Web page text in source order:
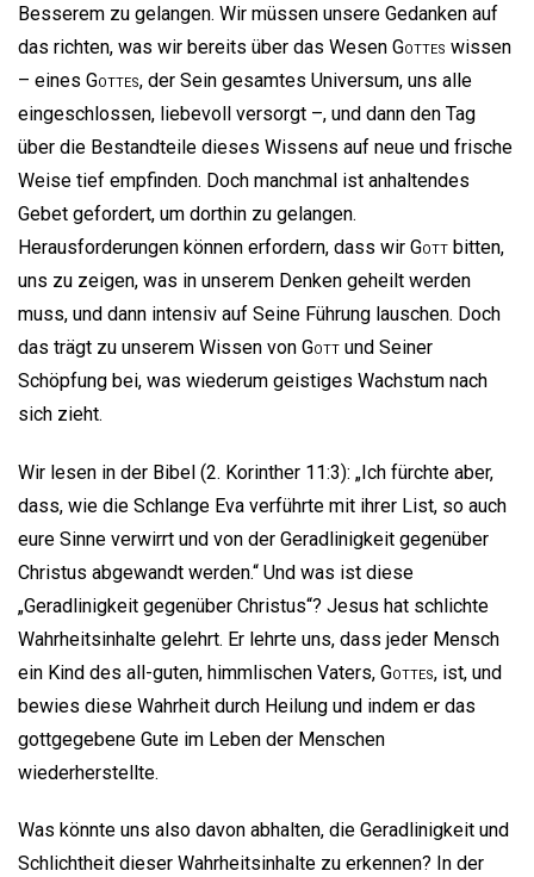
Besserem zu gelangen. Wir müssen unsere Gedanken auf
das richten, was wir bereits über das Wesen Gottes wissen
– eines Gottes, der Sein gesamtes Universum, uns alle
eingeschlossen, liebevoll versorgt –, und dann den Tag
über die Bestandteile dieses Wissens auf neue und frische
Weise tief empfinden. Doch manchmal ist anhaltendes
Gebet gefordert, um dorthin zu gelangen.
Herausforderungen können erfordern, dass wir Gott bitten,
uns zu zeigen, was in unserem Denken geheilt werden
muss, und dann intensiv auf Seine Führung lauschen. Doch
das trägt zu unserem Wissen von Gott und Seiner
Schöpfung bei, was wiederum geistiges Wachstum nach
sich zieht.
Wir lesen in der Bibel (2. Korinther 11:3): „Ich fürchte aber,
dass, wie die Schlange Eva verführte mit ihrer List, so auch
eure Sinne verwirrt und von der Geradlinigkeit gegenüber
Christus abgewandt werden.“ Und was ist diese
„Geradlinigkeit gegenüber Christus“? Jesus hat schlichte
Wahrheitsinhalte gelehrt. Er lehrte uns, dass jeder Mensch
ein Kind des all-guten, himmlischen Vaters, Gottes, ist, und
bewies diese Wahrheit durch Heilung und indem er das
gottgegebene Gute im Leben der Menschen
wiederherstellte.
Was könnte uns also davon abhalten, die Geradlinigkeit und
Schlichtheit dieser Wahrheitsinhalte zu erkennen? In der